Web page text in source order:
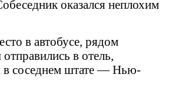
оказался неплохим
в автобусе, рядом
в отель,
в соседнем штате — Нью-